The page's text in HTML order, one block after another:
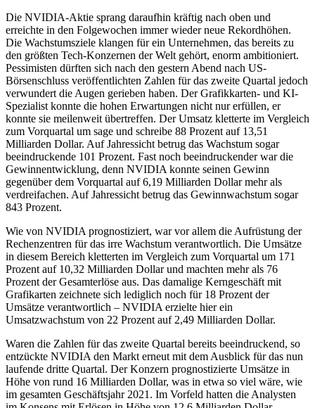
Die NVIDIA-Aktie sprang daraufhin kräftig nach oben und
erreichte in den Folgewochen immer wieder neue Rekordhöhen.
Die Wachstumsziele klangen für ein Unternehmen, das bereits zu
den größten Tech-Konzernen der Welt gehört, enorm ambitioniert.
Pessimisten dürften sich nach den gestern Abend nach US-
Börsenschluss veröffentlichten Zahlen für das zweite Quartal jedoch
verwundert die Augen gerieben haben. Der Grafikkarten- und KI-
Spezialist konnte die hohen Erwartungen nicht nur erfüllen, er
konnte sie meilenweit übertreffen. Der Umsatz kletterte im Vergleich
zum Vorquartal um sage und schreibe 88 Prozent auf 13,51
Milliarden Dollar. Auf Jahressicht betrug das Wachstum sogar
beeindruckende 101 Prozent. Fast noch beeindruckender war die
Gewinnentwicklung, denn NVIDIA konnte seinen Gewinn
gegenüber dem Vorquartal auf 6,19 Milliarden Dollar mehr als
verdreifachen. Auf Jahressicht betrug das Gewinnwachstum sogar
843 Prozent.
Wie von NVIDIA prognostiziert, war vor allem die Aufrüstung der
Rechenzentren für das irre Wachstum verantwortlich. Die Umsätze
in diesem Bereich kletterten im Vergleich zum Vorquartal um 171
Prozent auf 10,32 Milliarden Dollar und machten mehr als 76
Prozent der Gesamterlöse aus. Das damalige Kerngeschäft mit
Grafikarten zeichnete sich lediglich noch für 18 Prozent der
Umsätze verantwortlich – NVIDIA erzielte hier ein
Umsatzwachstum von 22 Prozent auf 2,49 Milliarden Dollar.
Waren die Zahlen für das zweite Quartal bereits beeindruckend, so
entzückte NVIDIA den Markt erneut mit dem Ausblick für das nun
laufende dritte Quartal. Der Konzern prognostizierte Umsätze in
Höhe von rund 16 Milliarden Dollar, was in etwa so viel wäre, wie
im gesamten Geschäftsjahr 2021. Im Vorfeld hatten die Analysten